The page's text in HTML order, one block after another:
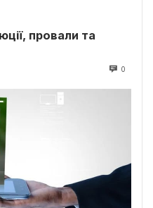
провали та
0